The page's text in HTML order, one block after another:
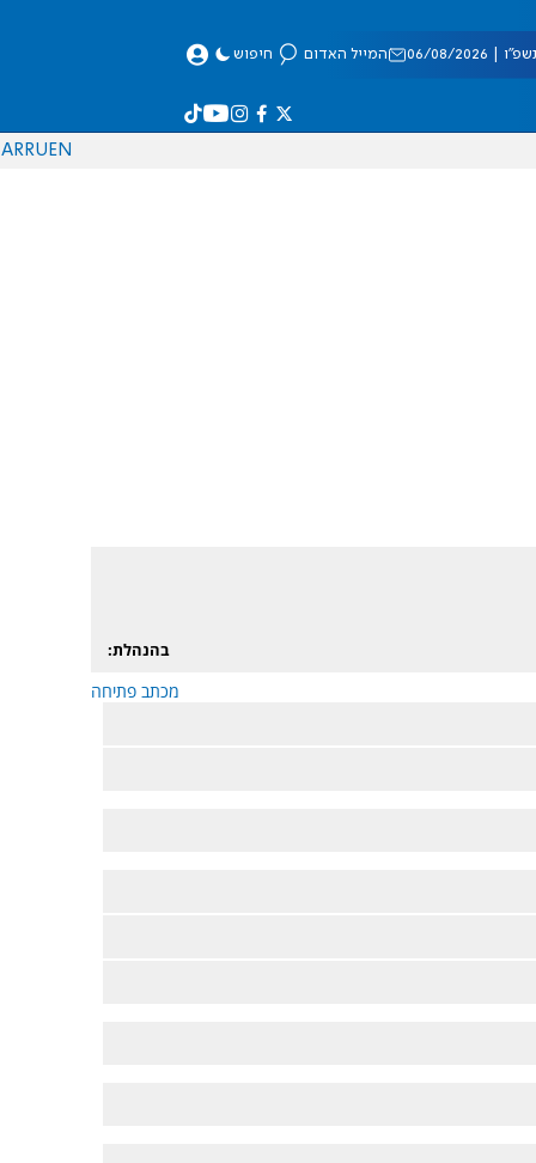
08/2026 המייל האדום חיפוש
EN
RU
AR
בהנהלת:
מכתב פתיחה